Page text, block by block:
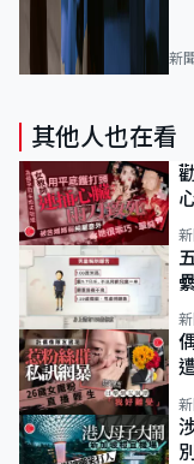
新
其他人也在看